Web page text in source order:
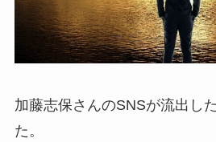
加藤志保さんのSNSが流出し
た。